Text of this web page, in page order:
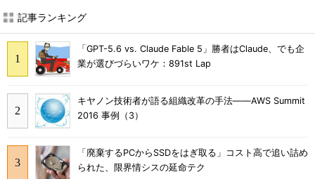
記事ランキング
「GPT-5.6 vs. Claude Fable 5」勝者はClaude、でも企
業が選びづらいワケ：891st Lap
キヤノン技術者が語る組織改革の手法――AWS Summit
2016 事例（3）
「廃棄するPCからSSDをはぎ取る」コスト高で追い詰め
られた、限界情シスの延命テク